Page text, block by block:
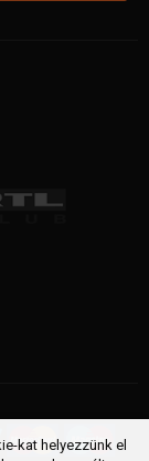
kat helyezzünk el